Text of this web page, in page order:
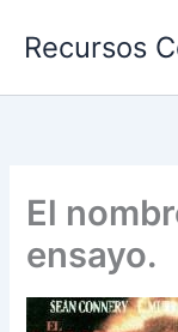
Recursos
El
ensayo.